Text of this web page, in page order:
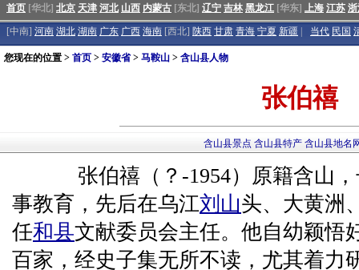
首页 [华北] 北京 天津 河北 山西 内蒙古 [东北] 辽宁 吉林 黑龙江 [华东] 上海 江苏
[中南] 河南 湖北 湖南 广东 广西 海南 [西北] 陕西 甘肃 青海 宁夏 新疆 当代 民国
您现在的位置 > 首页 > 安徽省> 马鞍山 > 含山县人物
张伯禧
含山县景点 含山县特产 含山县地名
张伯禧（？-1954）原籍含山，
事教育，先后在乌江刘山头、大黄洲
任和县文献委员会主任。他自幼颖悟
百家，经史子集无所不读，尤其着力